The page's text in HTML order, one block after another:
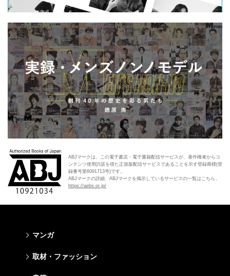
ABJマークは、この電子書店・電子書籍配信サービスが、著作権者からコ
ンテンツ使用許諾を得た正規版配信サービスであることを示す登録商標(登
録番号第6091713号)です。
ABJマークの詳細、ABJマークを掲示しているサービスの一覧はこちら。
https://aebs.or.jp/
マンガ
取材・ファッション